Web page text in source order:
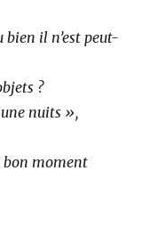
bien il n’est peut-
?
nuits »,
moment